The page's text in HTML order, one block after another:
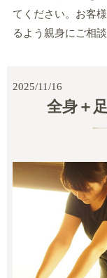
てください。お客
るよう親身にご相
2025/11/16
全身＋